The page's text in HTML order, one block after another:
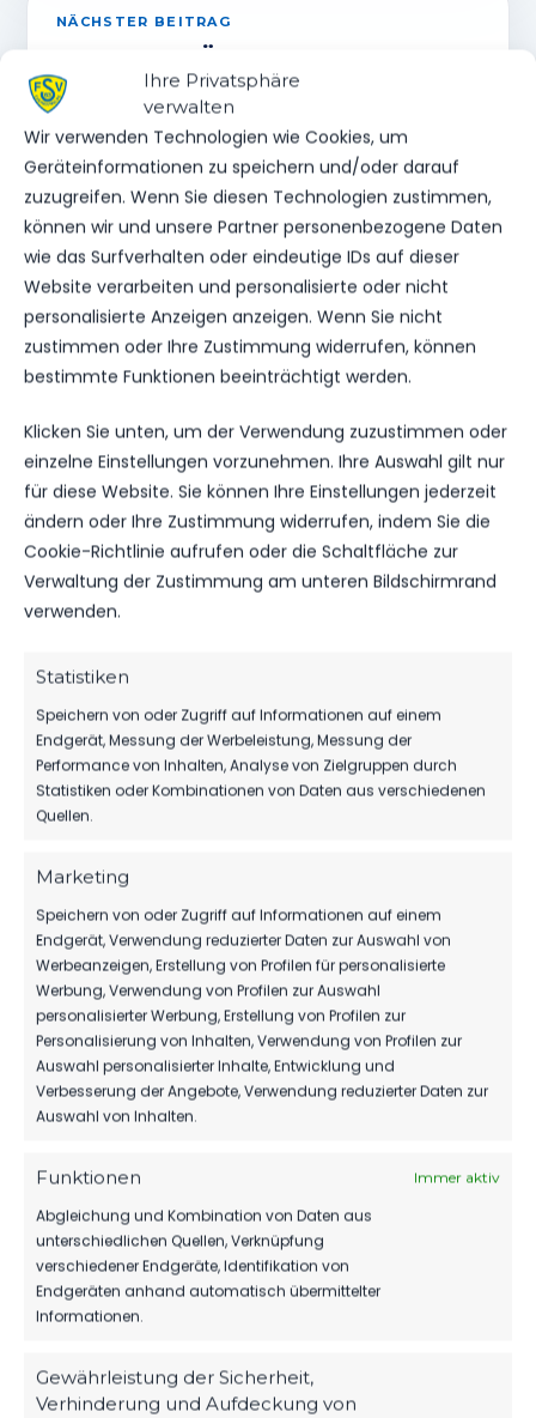
Ihre Privatsphäre
verwalten
Wir verwenden Technologien wie Cookies, um
Geräteinformationen zu speichern und/oder darauf
zuzugreifen. Wenn Sie diesen Technologien zustimmen,
können wir und unsere Partner personenbezogene Daten
wie das Surfverhalten oder eindeutige IDs auf dieser
Website verarbeiten und personalisierte oder nicht
personalisierte Anzeigen anzeigen. Wenn Sie nicht
zustimmen oder Ihre Zustimmung widerrufen, können
bestimmte Funktionen beeinträchtigt werden.
Klicken Sie unten, um der Verwendung zuzustimmen oder
einzelne Einstellungen vorzunehmen. Ihre Auswahl gilt nur
für diese Website. Sie können Ihre Einstellungen jederzeit
ändern oder Ihre Zustimmung widerrufen, indem Sie die
Cookie-Richtlinie aufrufen oder die Schaltfläche zur
Verwaltung der Zustimmung am unteren Bildschirmrand
verwenden.
Statistiken
Speichern von oder Zugriff auf Informationen auf einem
Endgerät, Messung der Werbeleistung, Messung der
Performance von Inhalten, Analyse von Zielgruppen durch
Statistiken oder Kombinationen von Daten aus verschiedenen
Quellen.
Marketing
Speichern von oder Zugriff auf Informationen auf einem
Endgerät, Verwendung reduzierter Daten zur Auswahl von
Werbeanzeigen, Erstellung von Profilen für personalisierte
Werbung, Verwendung von Profilen zur Auswahl
personalisierter Werbung, Erstellung von Profilen zur
Personalisierung von Inhalten, Verwendung von Profilen zur
Auswahl personalisierter Inhalte, Entwicklung und
Verbesserung der Angebote, Verwendung reduzierter Daten zur
Auswahl von Inhalten.
Funktionen Immer aktiv
Abgleichung und Kombination von Daten aus
unterschiedlichen Quellen, Verknüpfung
verschiedener Endgeräte, Identifikation von
Endgeräten anhand automatisch übermittelter
Informationen.
Gewährleistung der Sicherheit,
Verhinderung und Aufdeckung von
NÄCHSTER BEITRAG
ERNEUTE ÄNDERUNG DES
TESTSPIELS GEGEN EMPOR
BERLIN!
WEITERE MELDUNGEN
DAS KÖNNTE DICH
AUCH INTERESSIEREN.
1.MÄNNER
TIM MEYER WECHSELT ZU GERMANIA
HALBERSTADT
HERBER DÄMPFER AUF DEM WEG ZUM
02. Aug. 2026 212
WIR VERPFLICHTEN TILL JACOBI!
31. Juli 2026 166
OFFIZIELLE VEREINSSEITE
DEIN HEIMSPIEL. DEIN FSV.
Tickets, Spielplan, News und Vereinsinfos – alles
kompakt auf einen Blick.